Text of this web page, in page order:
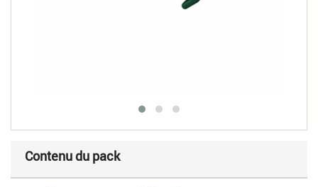
Contenu du pack